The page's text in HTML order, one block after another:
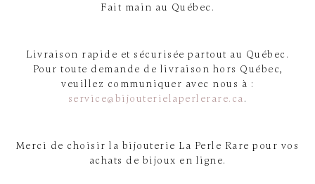
Fait main au Québec.
Livraison rapide et sécurisée partout au Québec.
Pour toute demande de livraison hors Québec,
veuillez communiquer avec nous à :
service@bijouterielaperlerare.ca.
Merci de choisir la bijouterie La Perle Rare pour vos
achats de bijoux en ligne.